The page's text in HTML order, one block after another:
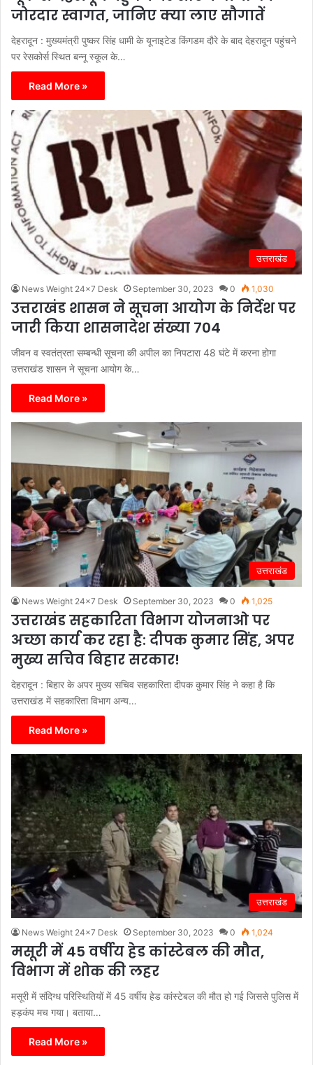
जोरदार स्वागत, जानिए क्या लाए सौगातें
देहरादून : मुख्यमंत्री पुष्कर सिंह धामी के यूनाइटेड किंगडम दौरे के बाद देहरादून पहुंचने
पर रेसकोर्स स्थित बन्नू स्कूल के…
Read More »
उत्तराखंड
News Weight 24x7 Desk September 30, 2023 0 1,030
उत्तराखंड शासन ने सूचना आयोग के निर्देश पर
जारी किया शासनादेश संख्या 704
जीवन व स्वतंत्रता सम्बन्धी सूचना की अपील का निपटारा 48 घंटे में करना होगा
उत्तराखंड शासन ने सूचना आयोग के…
Read More »
उत्तराखंड
News Weight 24x7 Desk September 30, 2023 0 1,025
उत्तराखंड सहकारिता विभाग योजनाओ पर
अच्छा कार्य कर रहा है: दीपक कुमार सिंह, अपर
मुख्य सचिव बिहार सरकार!
देहरादून : बिहार के अपर मुख्य सचिव सहकारिता दीपक कुमार सिंह ने कहा है कि
उत्तराखंड में सहकारिता विभाग अन्य…
Read More »
उत्तराखंड
News Weight 24x7 Desk September 30, 2023 0 1,024
मसूरी में 45 वर्षीय हेड कांस्टेबल की मौत,
विभाग में शोक की लहर
मसूरी में संदिग्ध परिस्थितियों में 45 वर्षीय हेड कांस्टेबल की मौत हो गई जिससे पुलिस में
हड़कंप मच गया। बताया…
Read More »